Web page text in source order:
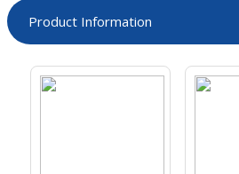
Product Information